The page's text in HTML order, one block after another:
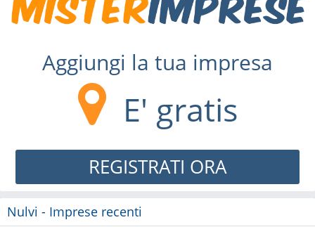
Aggiungi la tua impresa
E' gratis
REGISTRATI ORA
Nulvi - Imprese recenti